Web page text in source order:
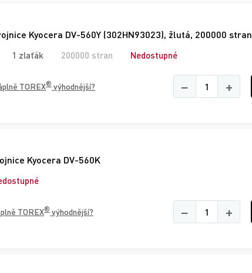
Kyocera DV-560Y (302HN93023), žlutá, 200000 stran
1 zlaťák 200000 stran Nedostupné
TOREX® výhodnější? − +
Kyocera DV-560K
TOREX® výhodnější? − +